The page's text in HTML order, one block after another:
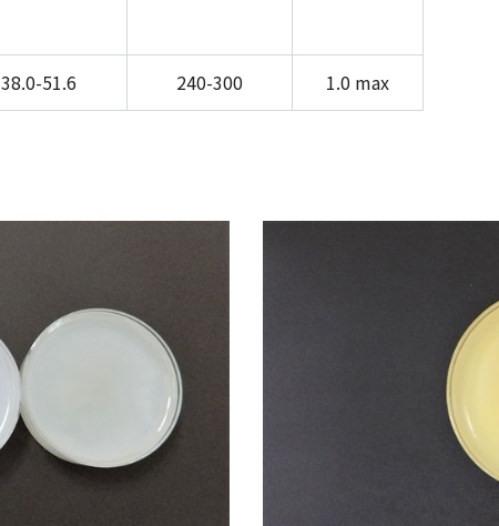
38.0-51.6 240-300 1.0 max